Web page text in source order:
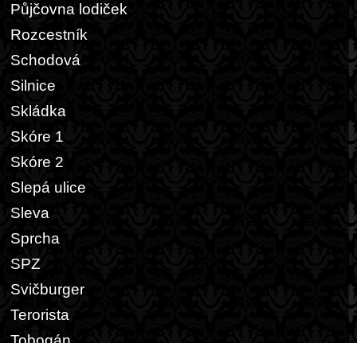
Půjčovna lodiček
Rozcestník
Schodová
Silnice
Skládka
Skóre 1
Skóre 2
Slepá ulice
Sleva
Sprcha
SPZ
Svičburger
Terorista